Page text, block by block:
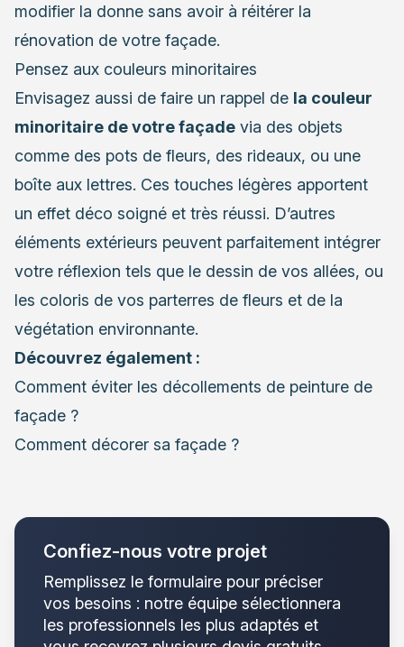
modifier la donne sans avoir à réitérer la
rénovation de votre façade.
Pensez aux couleurs minoritaires
Envisagez aussi de faire un rappel de la couleur
minoritaire de votre façade via des objets
comme des pots de fleurs, des rideaux, ou une
boîte aux lettres. Ces touches légères apportent
un effet déco soigné et très réussi. D’autres
éléments extérieurs peuvent parfaitement intégrer
votre réflexion tels que le dessin de vos allées, ou
les coloris de vos parterres de fleurs et de la
végétation environnante.
Découvrez également :
Comment éviter les décollements de peinture de
façade ?
Comment décorer sa façade ?
Confiez-nous votre projet
Remplissez le formulaire pour préciser
vos besoins : notre équipe sélectionnera
les professionnels les plus adaptés et